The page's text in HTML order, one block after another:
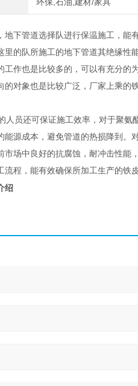
下管道选择队进行保温施工，能
的队所施工的地下管道其绝缘性
作也是比较多的，可以有充分的
对象也是比较广泛，厂家上乘的
员还可保证施工效率，对于聚氨
源成本，避免管道的热损降到。
场中良好的抗腐蚀，耐冲击性能
程，能有效确保所加工生产的铁
绍